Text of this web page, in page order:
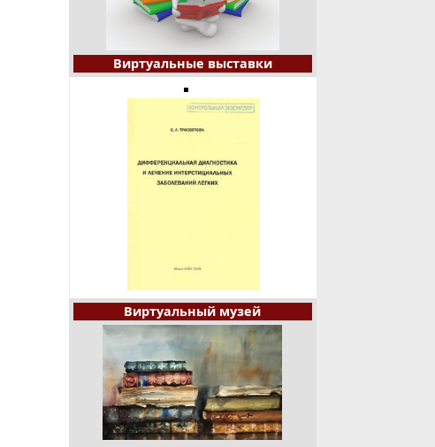
Виртуальные выставки
Виртуальный музей